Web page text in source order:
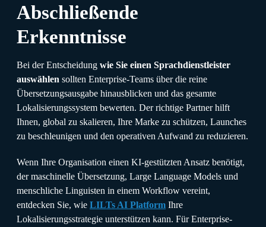
Abschließende
Erkenntnisse
Bei der Entscheidung wie Sie einen Sprachdienstleister
auswählen sollten Enterprise-Teams über die reine
Übersetzungsausgabe hinausblicken und das gesamte
Lokalisierungssystem bewerten. Der richtige Partner hilft
Ihnen, global zu skalieren, Ihre Marke zu schützen, Launches
zu beschleunigen und den operativen Aufwand zu reduzieren.
Wenn Ihre Organisation einen KI-gestützten Ansatz benötigt,
der maschinelle Übersetzung, Large Language Models und
menschliche Linguisten in einem Workflow vereint,
entdecken Sie, wie LILTs AI Platform Ihre
Lokalisierungsstrategie unterstützen kann. Für Enterprise-